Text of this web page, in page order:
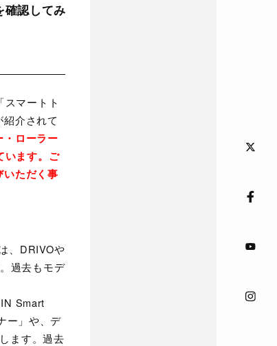
確認してみ
マートト
介されて
・ローラー
います。ご
いただく事
、DRIVOや
過去もモデ
Smart
ー」や、デ
ます。過去